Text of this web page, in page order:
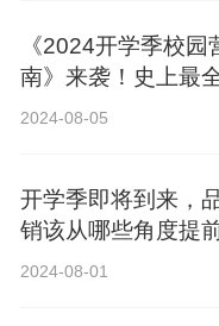
《2024开学季校园
南》来袭！史上最
销攻略！
2024-08-05
开学季即将到来，
销该从哪些角度提
局？
2024-08-01